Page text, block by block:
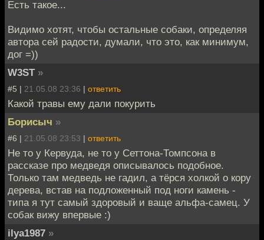
Есть такое...
Видимо хотят, чтобы остальные собаки, определяя
автора сей радости, думали, что это, как минимум,
дог =))
W3ST »
#5 | 21.05.08 23:36 | ответить
Какой травы ему дали покурить
Борисыч »
#6 | 21.05.08 23:53 | ответить
Не то у Кервуда, не то у Сеттона-Томпсона в
рассказе про медведя описывалось подобное.
Только там медведь не гадил, а тёрся холкой о кору
дерева, встав на подложенный под ноги камень -
типа я тут самый здоровый и ваще альфа-самец. У
собак вижу впервые :)
ilya1987 »